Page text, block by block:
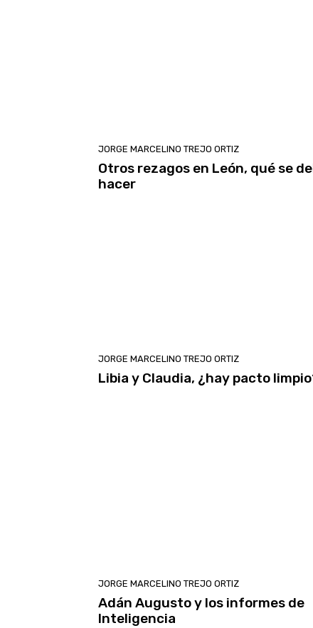
JORGE MARCELINO TREJO ORTIZ
Otros rezagos en León, qué se
hacer
JORGE MARCELINO TREJO ORTIZ
Libia y Claudia, ¿hay pacto
JORGE MARCELINO TREJO ORTIZ
Adán Augusto y los informes de
Inteligencia